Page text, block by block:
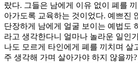
랐다. 그들은 남에게 이유 없이 폐를
아가도록 교육하는 것이었다. 예쁘진
단장하게 남에게 얼굴 보이는 예법도
라고 생각한다니 얼마나 놀라운 일인
나도 모르게 타인에게 폐를 끼치며 살
주 생각해 가며 살아가야 하지 않을까